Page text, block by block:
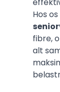
Hos
fibre,
alt